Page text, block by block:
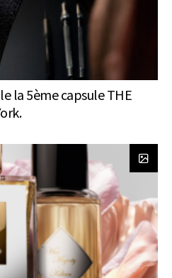
la 5ème capsule THE